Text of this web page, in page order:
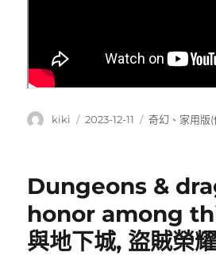
作
kiki
發
2023-12-11
分
奇幻 、 家用版
Dungeons &
honor among
與地下城, 盜賊榮耀